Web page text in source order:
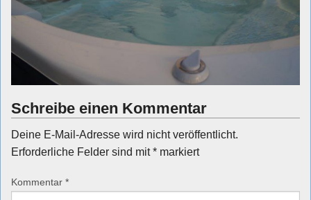
Schreibe einen Kommentar
Deine E-Mail-Adresse wird nicht veröffentlicht.
Erforderliche Felder sind mit* markiert
Kommentar *